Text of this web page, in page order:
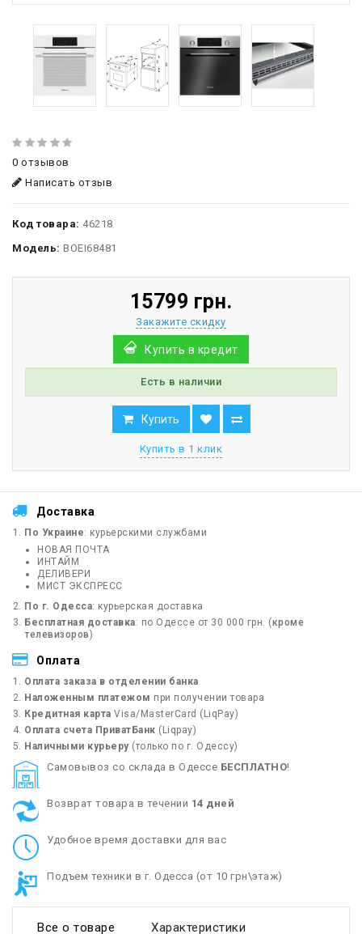
0 отзывов
Написать отзыв
Код товара: 46218
Модель: BOEI68481
15799 грн.
Закажите скидку
Купить в кредит
Есть в наличии
Купить
Купить в 1 клик
Доставка
По Украине: курьерскими службами
НОВАЯ ПОЧТА
ИНТАЙМ
ДЕЛИВЕРИ
МИСТ ЭКСПРЕСС
По г. Одесса: курьерская доставка
Бесплатная доставка: по Одессе от 30 000 грн. (кроме
телевизоров)
Оплата
Оплата заказа в отделении банка
Наложенным платежом при получении товара
Кредитная карта Visa/MasterCard (LiqPay)
Оплата счета ПриватБанк (Liqpay)
Наличными курьеру(только по г. Одессу)
Cамовывоз со склада в Одессе БЕСПЛАТНО!
Возврат товара в течении 14 дней
Удобное время доставки для вас
Подъем техники в г. Одесса (от 10 грн\этаж)
Все о товаре Характеристики